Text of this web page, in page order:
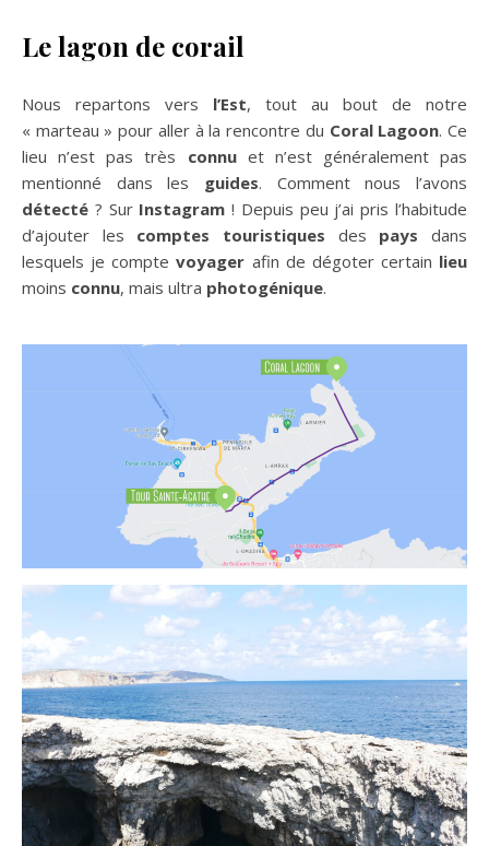
Le lagon de corail
Nous repartons vers l’Est, tout au bout de notre
« marteau » pour aller à la rencontre du Coral Lagoon. Ce
lieu n’est pas très connuet n’est généralement pas
mentionné dans les guides. Comment nous l’avons
détecté ? Sur Instagram ! Depuis peu j’ai pris l’habitude
d’ajouter les comptes touristiques des pays dans
lesquels je comptevoyager afin de dégoter certain lieu
moins connu, mais ultra photogénique.